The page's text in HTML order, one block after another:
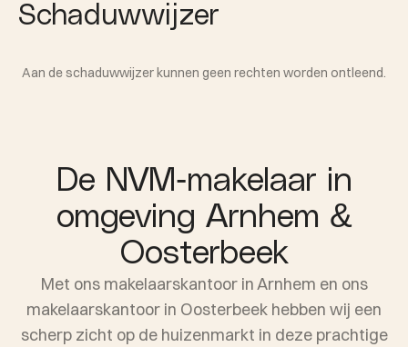
Schaduwwijzer
Aan de schaduwwijzer kunnen geen rechten worden ontleend.
De NVM-makelaar in
omgeving Arnhem &
Oosterbeek
Met ons makelaarskantoor in Arnhem en ons
makelaarskantoor in Oosterbeek hebben wij een
scherp zicht op de huizenmarkt in deze prachtige